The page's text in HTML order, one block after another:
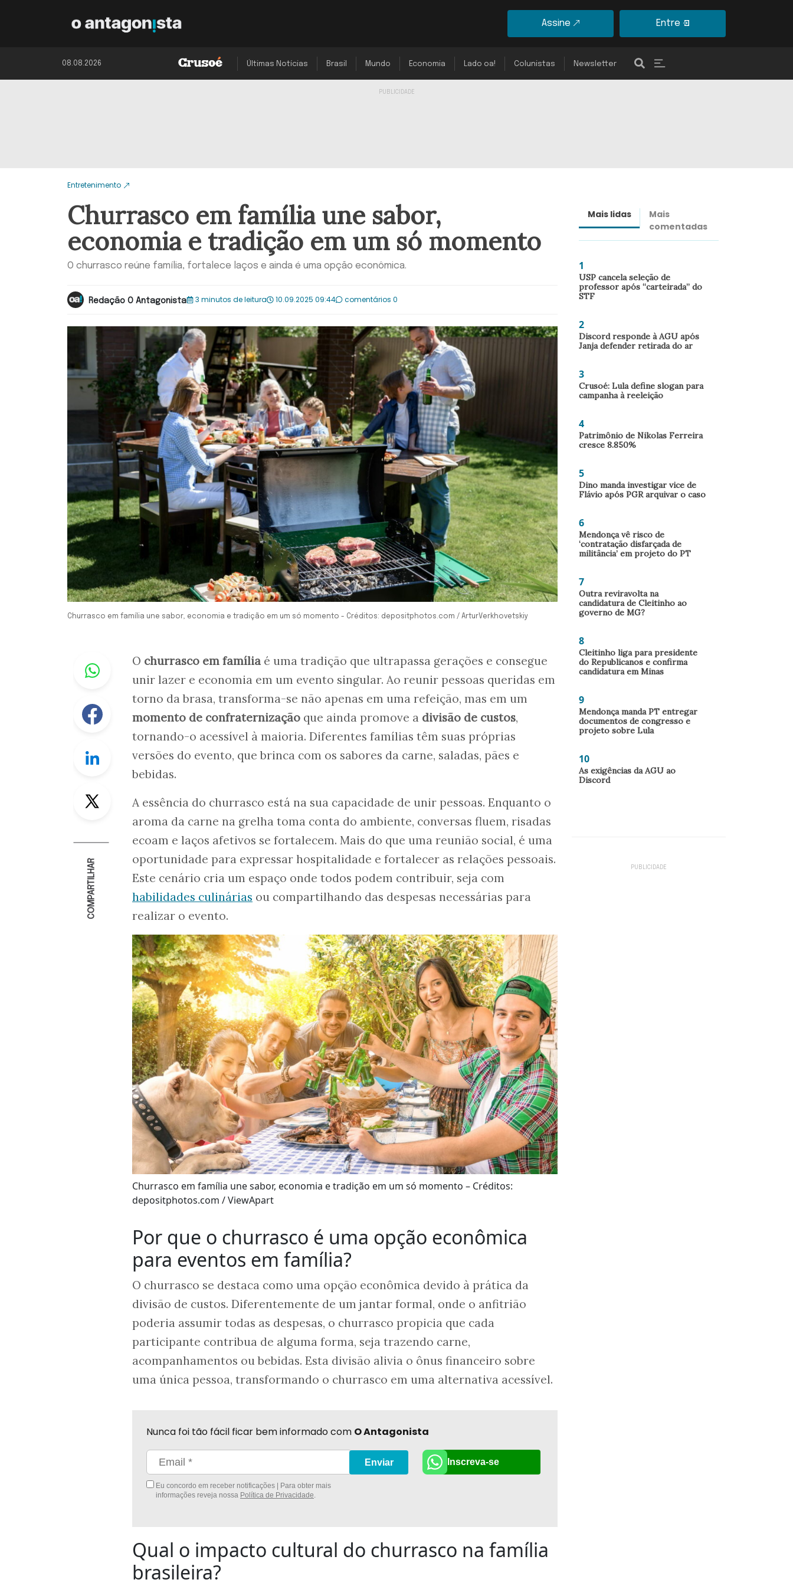
Assine Entre
08.08.2026 Últimas Notícias Brasil Mundo Economia Lado oa! Colunistas Newsletter
Entretenimento
Churrasco em família une sabor,
economia e tradição em um só momento
O churrasco reúne família, fortalece laços e ainda é uma opção econômica.
Redação O Antagonista 3 minutos de leitura 10.09.2025 09:44 comentários 0
Churrasco em família une sabor, economia e tradição em um só momento - Créditos: depositphotos.com / ArturVerkhovetskiy
Whastapp
Facebook
COMPARTILHAR
O churrasco em família é uma tradição que ultrapassa gerações e consegue
unir lazer e economia em um evento singular. Ao reunir pessoas queridas em
torno da brasa, transforma-se não apenas em uma refeição, mas em um
momento de confraternização que ainda promove a divisão de custos,
tornando-o acessível à maioria. Diferentes famílias têm suas próprias
versões do evento, que brinca com os sabores da carne, saladas, pães e
bebidas.
A essência do churrasco está na sua capacidade de unir pessoas. Enquanto o
aroma da carne na grelha toma conta do ambiente, conversas fluem, risadas
ecoam e laços afetivos se fortalecem. Mais do que uma reunião social, é uma
oportunidade para expressar hospitalidade e fortalecer as relações pessoais.
Este cenário cria um espaço onde todos podem contribuir, seja com
habilidades culinárias ou compartilhando das despesas necessárias para
realizar o evento.
Churrasco em família une sabor, economia e tradição em um só momento – Créditos:
depositphotos.com / ViewApart
Por que o churrasco é uma opção econômica
para eventos em família?
O churrasco se destaca como uma opção econômica devido à prática da
divisão de custos. Diferentemente de um jantar formal, onde o anfitrião
poderia assumir todas as despesas, o churrasco propicia que cada
participante contribua de alguma forma, seja trazendo carne,
acompanhamentos ou bebidas. Esta divisão alivia o ônus financeiro sobre
uma única pessoa, transformando o churrasco em uma alternativa acessível.
Nunca foi tão fácil ficar bem informado com O Antagonista
Eu concordo em receber notificações | Para obter mais
informações reveja nossa Política de Privacidade.
Enviar Inscreva-se
Qual o impacto cultural do churrasco na família
brasileira?
Mais lidas
Mais
comentadas
1
USP cancela seleção de
professor após “carteirada” do
STF
2
Discord responde à AGU após
Janja defender retirada do ar
3
Crusoé: Lula define slogan para
campanha à reeleição
4
Patrimônio de Nikolas Ferreira
cresce 8.850%
5
Dino manda investigar vice de
Flávio após PGR arquivar o caso
6
Mendonça vê risco de
‘contratação disfarçada de
militância’ em projeto do PT
7
Outra reviravolta na
candidatura de Cleitinho ao
governo de MG?
8
Cleitinho liga para presidente
do Republicanos e confirma
candidatura em Minas
9
Mendonça manda PT entregar
documentos de congresso e
projeto sobre Lula
10
As exigências da AGU ao
Discord